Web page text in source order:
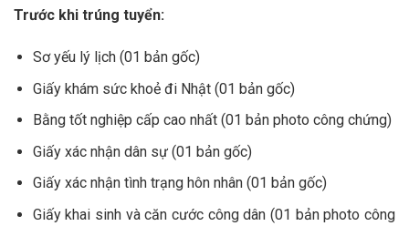
Trước khi trúng tuyển:
Sơ yếu lý lịch (01 bản gốc)
Giấy khám sức khoẻ đi Nhật (01 bản gốc)
Bằng tốt nghiệp cấp cao nhất (01 bản photo công chứng)
Giấy xác nhận dân sự (01 bản gốc)
Giấy xác nhận tình trạng hôn nhân (01 bản gốc)
Giấy khai sinh và căn cước công dân (01 bản photo công